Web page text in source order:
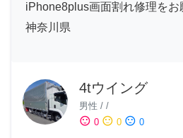
iPhone8plus画面割れ修理をお
神奈川県
4tウイング
男性 / /
sentiment_satisfied 0 sentiment_neutral 0 sentiment_dissatisfied 0